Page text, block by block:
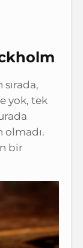
yok, tek
bir